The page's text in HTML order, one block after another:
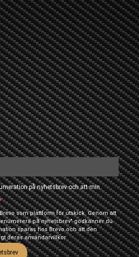
på nyhetsbrev och att min
som plattform för utskick. Genom att
på nyhetsbrev" godkänner du
sparas hos Brevo och att den
derasanvändarvillkor